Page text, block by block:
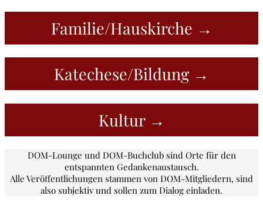
Familie/Hauskirche →
Katechese/Bildung →
Kultur →
DOM-Lounge und DOM-Buchclub sind Orte für den
entspannten Gedankenaustausch.
Alle Veröffentlichungen stammen von DOM-Mitgliedern, sind
also subjektiv und sollen zum Dialog einladen.